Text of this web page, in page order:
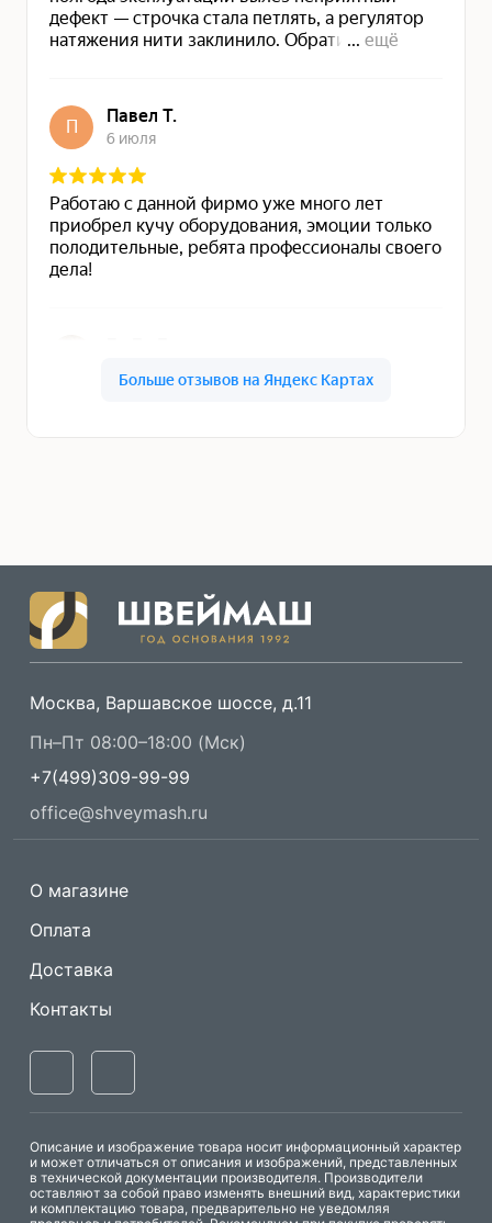
Москва, Варшавское шоссе, д.11
Пн–Пт 08:00–18:00 (Мск)
+7(499)309-99-99
office@shveymash.ru
О магазине
Оплата
Доставка
Контакты
Описание и изображение товара носит информационный характер
и может отличаться от описания и изображений, представленных
в технической документации производителя. Производители
оставляют за собой право изменять внешний вид, характеристики
и комплектацию товара, предварительно не уведомляя